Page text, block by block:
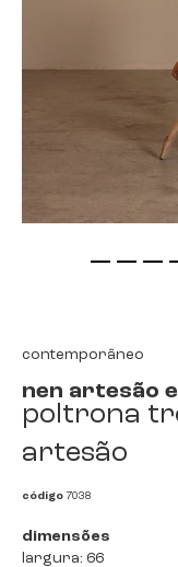
início
galeria
de
imagens
contemporâneo
nen artesão
poltrona
artesão
código 7038
dimensões
largura: 66